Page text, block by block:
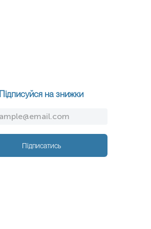
Підписуйся на знижки
Підписатись